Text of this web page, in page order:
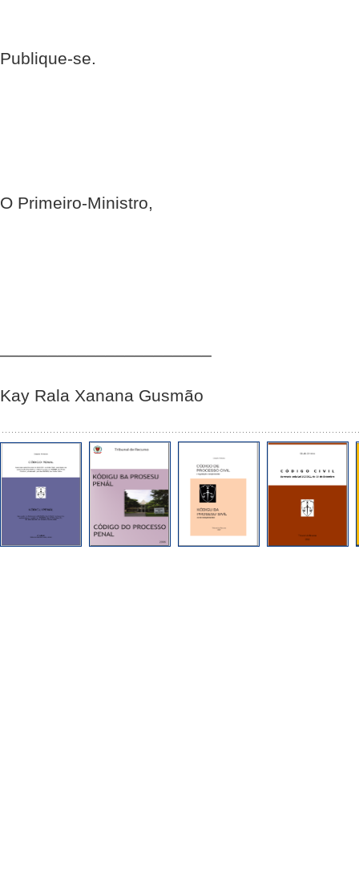
Publique-se.
O Primeiro-Ministro,
Kay Rala Xanana Gusmão